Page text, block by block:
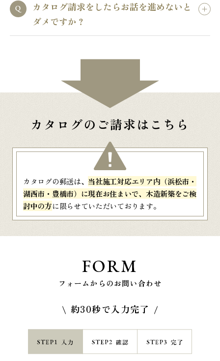
カタログ請求をしたらお話を進めないと
ダメですか？
カタログのご請求はこちら
カタログの郵送は、 当社施工対応エリア内（浜松市・
湖西市・豊橋市）に現在お住まいで、木造新築をご検
討中の方に限らせていただいております。
FORM
フォームからのお問い合わせ
約30秒で入力完了